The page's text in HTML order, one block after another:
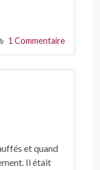
1 Commentaire
et quand
Il était